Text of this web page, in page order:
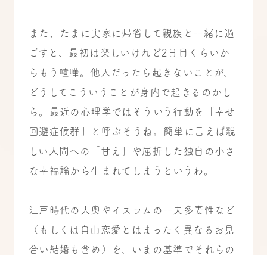
また、たまに実家に帰省して親族と一緒に過
ごすと、最初は楽しいけれど2日目くらいか
らもう喧嘩。他人だったら起きないことが、
どうしてこういうことが身内で起きるのかし
ら。最近の心理学ではそういう行動を「幸せ
回避症候群」と呼ぶそうね。簡単に言えば親
しい人間への「甘え」や屈折した独自の小さ
な幸福論から生まれてしまうというわ。
江戸時代の大奥やイスラムの一夫多妻性など
（もしくは自由恋愛とはまったく異なるお見
合い結婚も含め）を、いまの基準でそれらの